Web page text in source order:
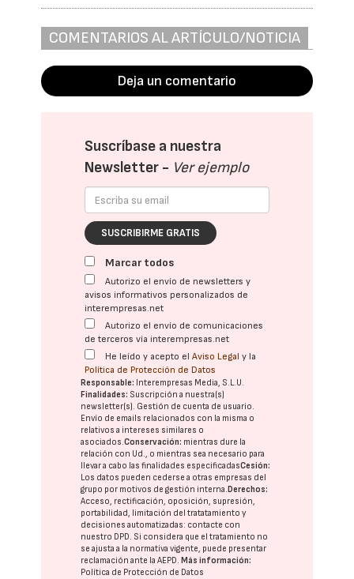
COMENTARIOS AL ARTÍCULO/NOTICIA
Deja un comentario
Suscríbase a nuestra
Newsletter - Ver ejemplo
SUSCRIBIRME GRATIS
Marcar todos
Autorizo el envío de newsletters y
avisos informativos personalizados de
interempresas.net
Autorizo el envío de comunicaciones
de terceros vía interempresas.net
He leído y acepto elAviso Legal y la
Política de Protección de Datos
Responsable: Interempresas Media, S.L.U.
Finalidades: Suscripción a nuestra(s)
newsletter(s). Gestión de cuenta de usuario.
Envío de emails relacionados con la misma o
relativos a intereses similares o
asociados.Conservación: mientras dure la
relación con Ud., o mientras sea necesario para
llevar a cabo las finalidades especificadasCesión:
Los datos pueden cederse a otras empresas del
grupo por motivos de gestión interna. Derechos:
Acceso, rectificación, oposición, supresión,
portabilidad, limitación del tratatamiento y
decisiones automatizadas: contacte con
nuestro DPD. Si considera que el tratamiento no
se ajusta a la normativa vigente, puede presentar
reclamación ante laAEPD. Más información:
Política de Protección de Datos